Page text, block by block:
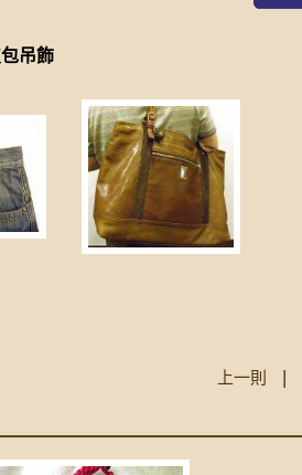
吊飾
上一則 |